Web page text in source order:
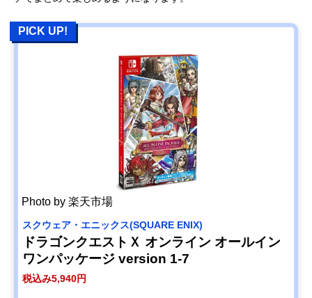
PICK UP!
Photo by 楽天市場
スクウェア・エニックス(SQUARE ENIX)
ドラゴンクエストＸ オンライン オールイン
ワンパッケージ version 1-7
税込み5,940円